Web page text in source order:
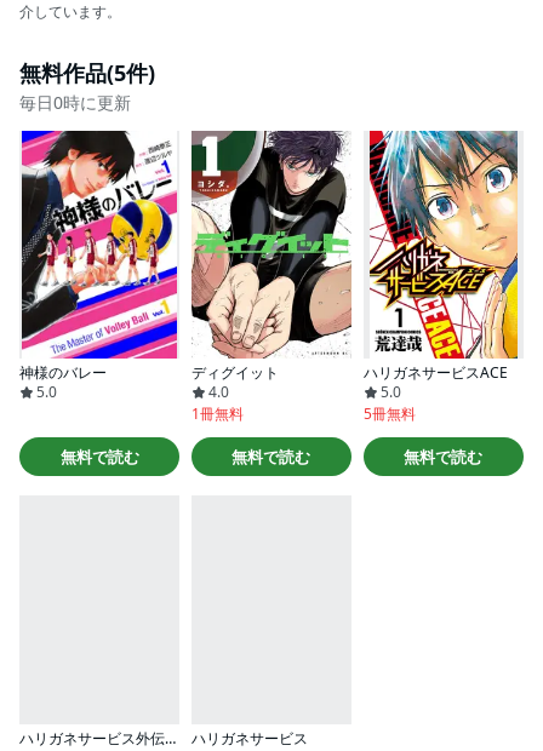
介しています。
無料作品(5件)
毎日0時に更新
神様のバレー
5.0
無料で読む
ディグイット
4.0
1冊無料
無料で読む
ハリガネサービスACE
5.0
5冊無料
無料で読む
ハリガネサービス外伝ヒュドラブレイク
ハリガネサービス